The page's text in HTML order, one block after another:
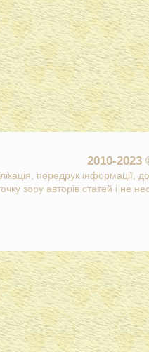
2010-
передрук інформації,
зору авторів статей і не